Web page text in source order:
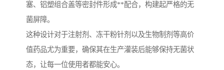
塞、铝塑组合盖等密封件形成**配合，构建起严格的无
菌屏障。
这种设计对于注射剂、冻干粉针剂以及生物制剂等高价
值药品尤为重要，确保其在生产灌装后能够保持无菌状
态，让每一位使用者都能安心。